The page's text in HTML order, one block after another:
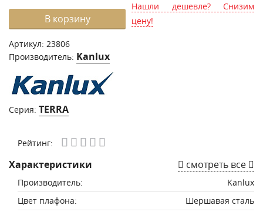
В корзину
Артикул: 23806
Производитель: Kanlux
Серия: TERRA
Нашли дешевле? Снизим
цену!
Рейтинг:
Характеристики смотреть все
Производитель:
Kanlux
Цвет плафона:
Шершавая сталь